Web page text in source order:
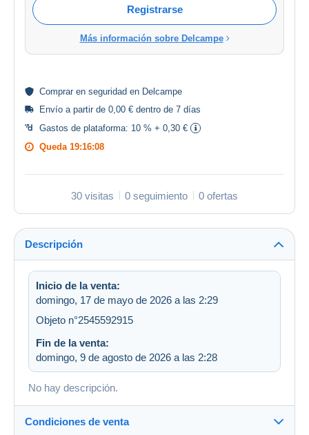
Registrarse
Más información sobre Delcampe
Comprar en seguridad en Delcampe
Envío a partir de 0,00 € dentro de 7 días
Gastos de plataforma: 10 % + 0,30 €
Queda 19:16:08
30 visitas 0 seguimiento 0 ofertas
Descripción
Inicio de la venta:
domingo, 17 de mayo de 2026 a las 2:29
Objeto n°2545592915
Fin de la venta:
domingo, 9 de agosto de 2026 a las 2:28
No hay descripción.
Condiciones de venta